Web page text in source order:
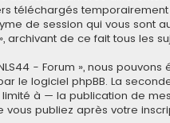
téléchargés
de session qui vous sont
archivant de ce fait tous les
- Forum », nous
le logiciel phpBB. La
à — la publication de
publiez après votre